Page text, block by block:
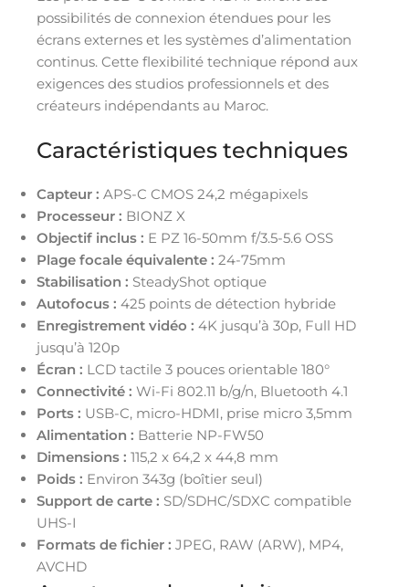
possibilités de connexion étendues pour les
écrans externes et les systèmes d’alimentation
continus. Cette flexibilité technique répond aux
exigences des studios professionnels et des
créateurs indépendants au Maroc.
Caractéristiques techniques
Capteur : APS-C CMOS 24,2 mégapixels
Processeur : BIONZ X
Objectif inclus : E PZ 16-50mm f/3.5-5.6 OSS
Plage focale équivalente : 24-75mm
Stabilisation : SteadyShot optique
Autofocus : 425 points de détection hybride
Enregistrement vidéo : 4K jusqu’à 30p, Full HD
jusqu’à 120p
Écran : LCD tactile 3 pouces orientable 180°
Connectivité : Wi-Fi 802.11 b/g/n, Bluetooth 4.1
Ports : USB-C, micro-HDMI, prise micro 3,5mm
Alimentation : Batterie NP-FW50
Dimensions : 115,2 x 64,2 x 44,8 mm
Poids : Environ 343g (boîtier seul)
Support de carte : SD/SDHC/SDXC compatible
UHS-I
Formats de fichier : JPEG, RAW (ARW), MP4,
AVCHD